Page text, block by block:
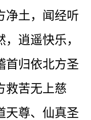
净土，闻经听
逍遥快乐，
首归依北方圣
救苦无上慈
天尊、仙真圣